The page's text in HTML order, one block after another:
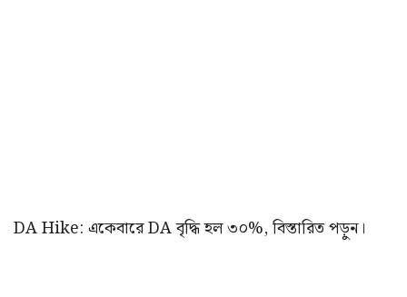
DA Hike: একেবারে DA বৃদ্ধি হল ৩০%, বিস্তারিত পড়ুন।